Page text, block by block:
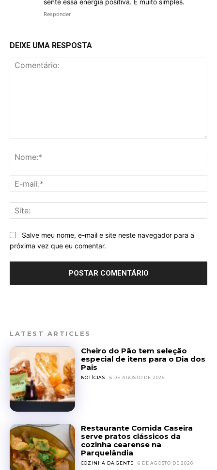
sente essa energia positiva. É muito simples.
Responder
DEIXE UMA RESPOSTA
Salve meu nome, e-mail e site neste navegador para a
próxima vez que eu comentar.
LATEST ARTICLES
Cheiro do Pão tem seleção
especial de itens para o Dia dos
Pais
NOTÍCIAS 6 DE AGOSTO DE 2026
Restaurante Comida Caseira
serve pratos clássicos da
cozinha cearense na
Parquelândia
COZINHA DA GENTE 6 DE AGOSTO DE 2026